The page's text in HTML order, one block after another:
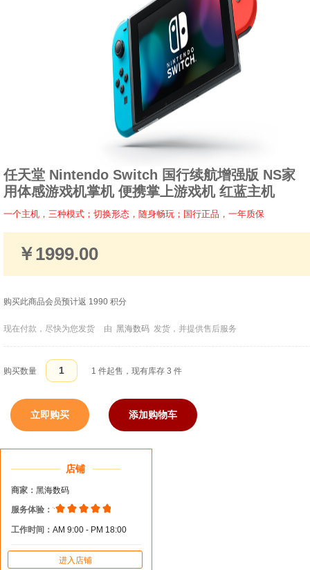
任天堂 Nintendo Switch 国行续航增强版 NS家
用体感游戏机掌机 便携掌上游戏机 红蓝主机
一个主机，三种模式；切换形态，随身畅玩；国行正品，一年质保
￥1999.00
购买此商品会员预计返 1990 积分
现在付款，尽快为您发货 由 黑海数码 发货，并提供售后服务
购买数量 1 件起售，现有库存 3 件
立即购买 添加购物车
店铺
商家： 黑海数码
服务体验：
工作时间： AM 9:00 - PM 18:00
进入店铺